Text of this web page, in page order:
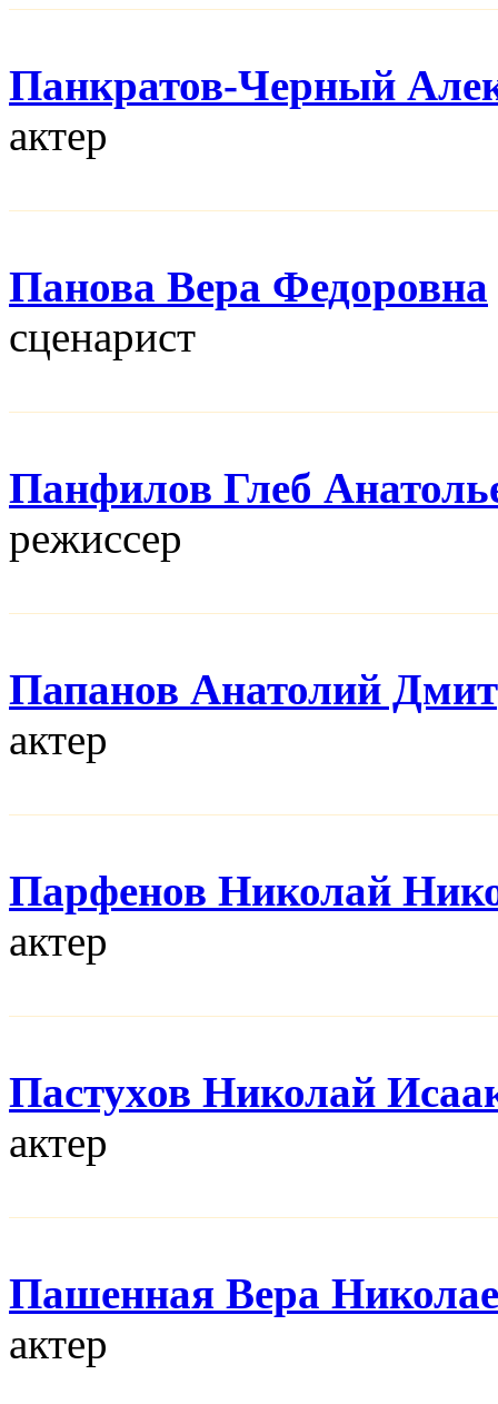
Панкратов-Черный
актер
Панова Вера Федоровна
сценарист
Панфилов Глеб
режисcер
Папанов Анатолий
актер
Парфенов Николай
актер
Пастухов Николай
актер
Пашенная Вера
актер